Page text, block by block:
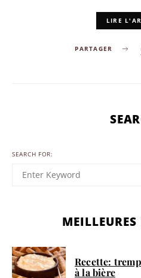
LIRE
PARTAGER
SEARCH FOR:
Recette:
à la bière